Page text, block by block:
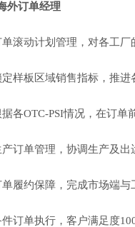
外订单经理
单滚动计划管理，对各工厂
定样板区域销售指标，推进
各OTC-PSI情况，在订单
订单管理，协调生产及出
单履约保障，完成市场端
订单执行，客户满足度